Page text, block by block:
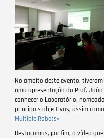
No âmbito deste evento,
uma apresentação do Prof. João
conhecer o Laboratório,
principais objectivos, assim
Multiple Robots»
Destacamos, por fim, o vídeo